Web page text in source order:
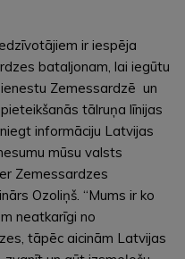
ir iespēja
bataljonam, lai iegūtu
Zemessardzē un
tālruņa līnijas
informāciju Latvijas
mūsu valsts
Zemessardzes
Ozoliņš. “Mums ir ko
neatkarīgi no
tāpēc aicinām Latvijas